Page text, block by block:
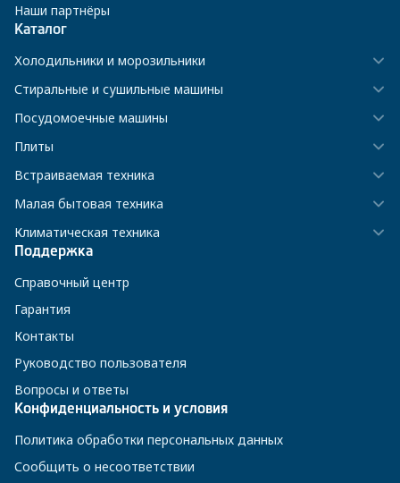
Наши партнёры
Каталог
Холодильники и морозильники
Стиральные и сушильные машины
Посудомоечные машины
Плиты
Встраиваемая техника
Малая бытовая техника
Климатическая техника
Поддержка
Справочный центр
Гарантия
Контакты
Руководство пользователя
Вопросы и ответы
Конфиденциальность и условия
Политика обработки персональных данных
Сообщить о несоответствии